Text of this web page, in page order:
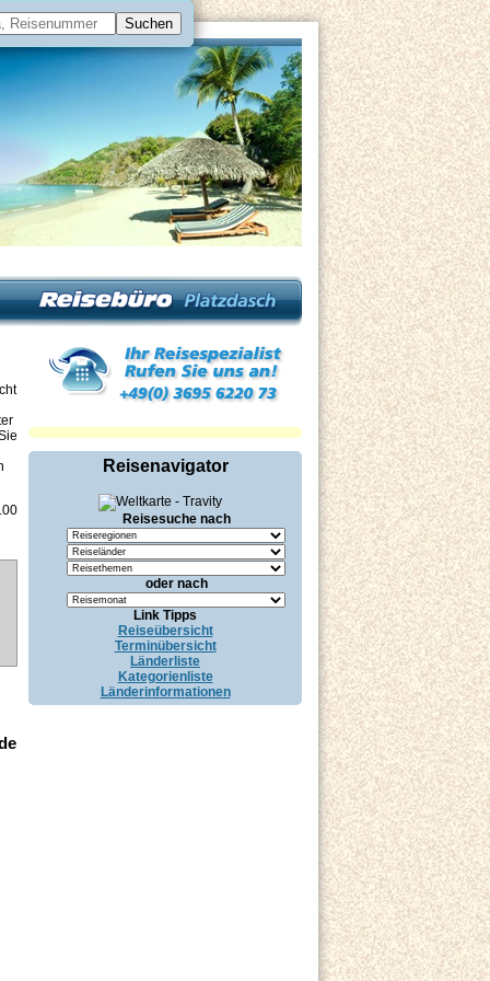
Reisenavigator
Reisesuche nach
oder nach
Link Tipps
Reiseübersicht
Terminübersicht
Länderliste
Kategorienliste
Länderinformationen